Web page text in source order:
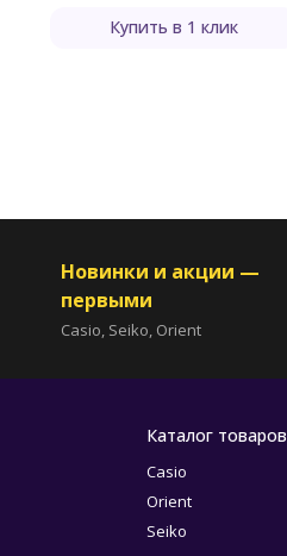
Купить в 1 клик
Новинки и акции —
первыми
Casio, Seiko, Orient
Каталог товаров
Casio
Orient
Seiko